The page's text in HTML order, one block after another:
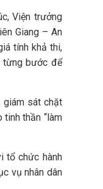
Viện trưởng
Giang – An
tính khả thi,
từng bước để
giám sát chặt
thần “làm
tổ chức hành
vụ nhân dân